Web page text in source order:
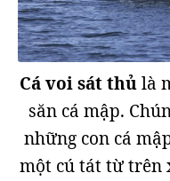
Cá voi sát thủlà
săn cá mập.
những con cá
một cú tát từ trên